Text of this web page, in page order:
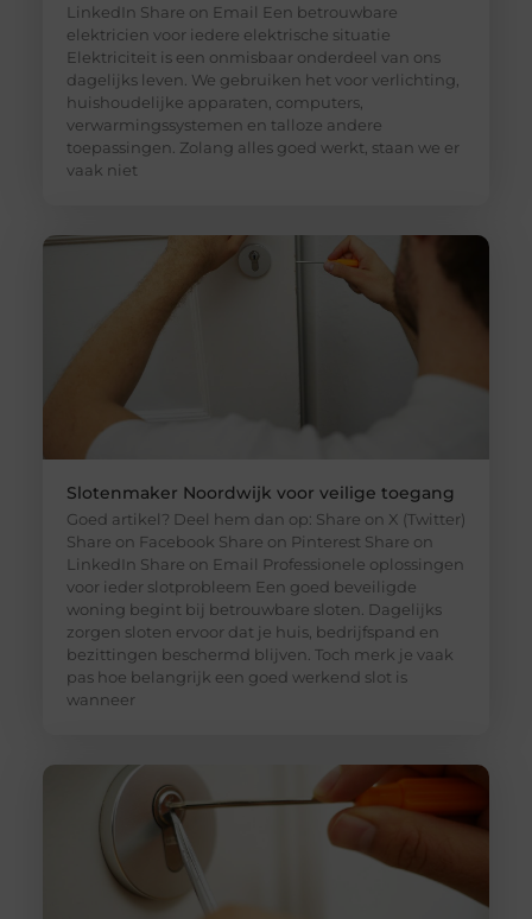
LinkedIn Share on Email Een betrouwbare
elektricien voor iedere elektrische situatie
Elektriciteit is een onmisbaar onderdeel van ons
dagelijks leven. We gebruiken het voor verlichting,
huishoudelijke apparaten, computers,
verwarmingssystemen en talloze andere
toepassingen. Zolang alles goed werkt, staan we er
vaak niet
Slotenmaker Noordwijk voor veilige toegang
Goed artikel? Deel hem dan op: Share on X (Twitter)
Share on Facebook Share on Pinterest Share on
LinkedIn Share on Email Professionele oplossingen
voor ieder slotprobleem Een goed beveiligde
woning begint bij betrouwbare sloten. Dagelijks
zorgen sloten ervoor dat je huis, bedrijfspand en
bezittingen beschermd blijven. Toch merk je vaak
pas hoe belangrijk een goed werkend slot is
wanneer